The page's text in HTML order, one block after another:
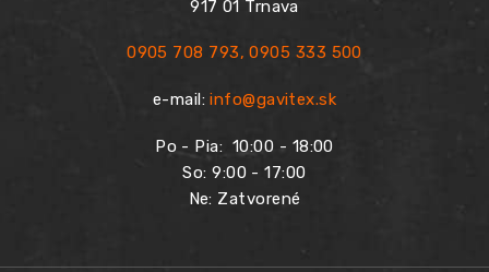
917 01 Trnava
0905 708 793,0905 333 500
e-mail:info@gavitex.sk
Po - Pia:10:00 - 18:00
So: 9:00 - 17:00
Ne: Zatvorené